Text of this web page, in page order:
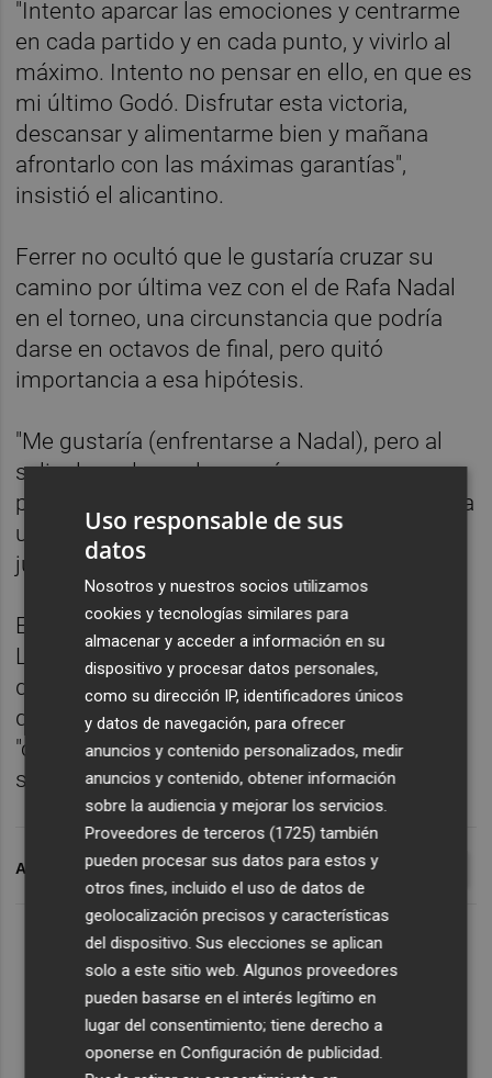
"Intento aparcar las emociones y centrarme
en cada partido y en cada punto, y vivirlo al
máximo. Intento no pensar en ello, en que es
mi último Godó. Disfrutar esta victoria,
descansar y alimentarme bien y mañana
afrontarlo con las máximas garantías",
insistió el alicantino.
Ferrer no ocultó que le gustaría cruzar su
camino por última vez con el de Rafa Nadal
en el torneo, una circunstancia que podría
darse en octavos de final, pero quitó
importancia a esa hipótesis.
"Me gustaría (enfrentarse a Nadal), pero al
salir el cuadro no lo pensé, porque para que
pasara yo tenía que jugar dos partidos y Rafa
uno. Yo mañana tengo que jugar contra un
jugador muy bueno. Ya se verá", valoró.
Este miércoles le espera en segunda ronda
Lucas Pouille, 32 del ránking mundial y
decimoquinto cabeza de serie, un tenista al
que David Ferrer definió como un jugador
"con mucho talento", en un encuentro que
será, según el español, "difícil y duro".
ARCHIVADO EN DAVID FERRER TROFEO CONDE DE GODÓ
Uso responsable de sus
datos
Nosotros y nuestros socios utilizamos
cookies y tecnologías similares para
almacenar y acceder a información en su
dispositivo y procesar datos personales,
como su dirección IP, identificadores únicos
y datos de navegación, para ofrecer
anuncios y contenido personalizados, medir
anuncios y contenido, obtener información
sobre la audiencia y mejorar los servicios.
Proveedores de terceros (1725) también
pueden procesar sus datos para estos y
otros fines, incluido el uso de datos de
geolocalización precisos y características
del dispositivo. Sus elecciones se aplican
solo a este sitio web. Algunos proveedores
pueden basarse en el interés legítimo en
lugar del consentimiento; tiene derecho a
oponerse enConfiguración de publicidad